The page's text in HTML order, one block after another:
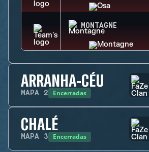
MONTAGNE
ARRANHA-CÉU
MAPA 2 Encerradas
CHALÉ
MAPA 3 Encerradas